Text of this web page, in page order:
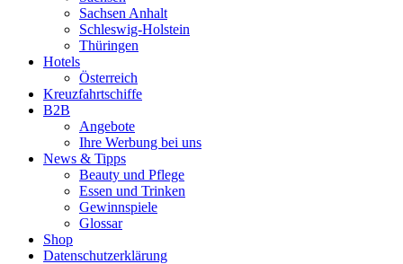
Sachsen Anhalt
Schleswig-Holstein
Thüringen
Hotels
Österreich
Kreuzfahrtschiffe
B2B
Angebote
Ihre Werbung bei uns
News & Tipps
Beauty und Pflege
Essen und Trinken
Gewinnspiele
Glossar
Shop
Datenschutzerklärung